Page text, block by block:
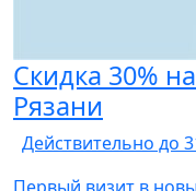
Скидка 30%
Рязани
Действительно до